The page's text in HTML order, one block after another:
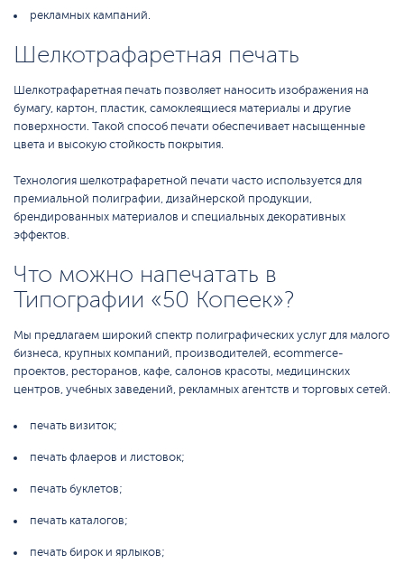
рекламных кампаний.
Шелкотрафаретная печать
Шелкотрафаретная печать позволяет наносить изображения на
бумагу, картон, пластик, самоклеящиеся материалы и другие
поверхности. Такой способ печати обеспечивает насыщенные
цвета и высокую стойкость покрытия.
Технология шелкотрафаретной печати часто используется для
премиальной полиграфии, дизайнерской продукции,
брендированных материалов и специальных декоративных
эффектов.
Что можно напечатать в
Типографии «50 Копеек»?
Мы предлагаем широкий спектр полиграфических услуг для малого
бизнеса, крупных компаний, производителей, ecommerce-
проектов, ресторанов, кафе, салонов красоты, медицинских
центров, учебных заведений, рекламных агентств и торговых сетей.
печать визиток;
печать флаеров и листовок;
печать буклетов;
печать каталогов;
печать бирок и ярлыков;